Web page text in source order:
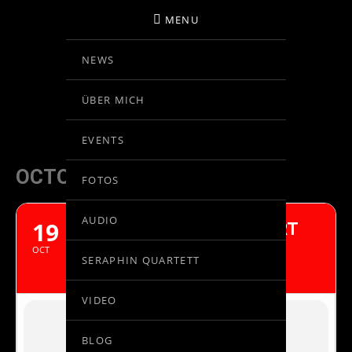
BIRGIT KOLAR
VIOLINE
MENU
NEWS
ÜBER MICH
EVENTS
FOTOS
AUDIO
SERAPHIN QUARTETT
VIDEO
BLOG
OCTOBER, 2017
19
OCT
BEETHOVEN VIOLINKONZERT
SCHLESWIG HOLSTEIN